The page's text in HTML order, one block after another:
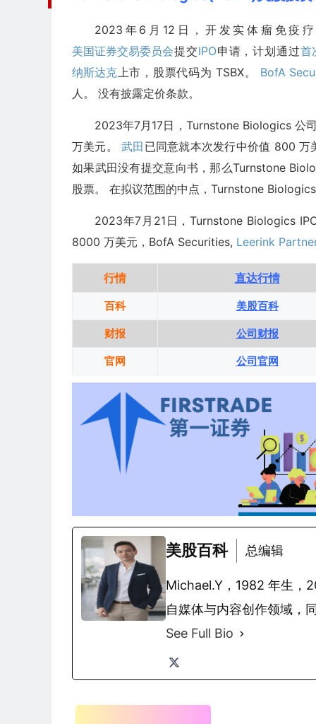
2023年6月12日，开发实体瘤免疫
美国证券交易委员会提交IPO申请，计划通过首
纳斯达克 上市，股票代码为 TSBX。 BofA
人。 没有披露定价条款。
2023年7月17日，Turnstone Biologics 公
万美元。武田 已同意就本次发行中价值 800 万
如果武田没有提交意向书，那么Turnstone
股票。 在拟议范围的中点，Turnstone
2023年7月21日，Turnstone Biologics
8000 万美元，BofA Securities, Leerink
行情 直达行情
百科 美股百科
财报 公司财报
官网 公司官网
美股百科 总编辑
Michael.Y，1982 年生，
自媒体与内容创作领域，
See Full Bio